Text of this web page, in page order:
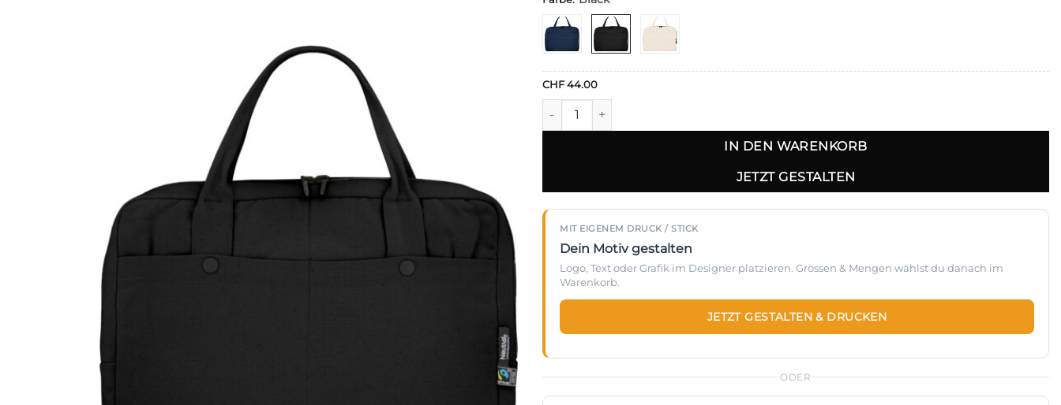
CHF44.00
Neutral - Bio Fairtrade Business Tasche - NT0045 Menge
IN DEN WARENKORB
JETZT GESTALTEN
MIT EIGENEM DRUCK / STICK
Dein Motiv gestalten
Logo, Text oder Grafik im Designer platzieren. Grössen & Mengen wählst du danach im
Warenkorb.
JETZT GESTALTEN & DRUCKEN
ODER